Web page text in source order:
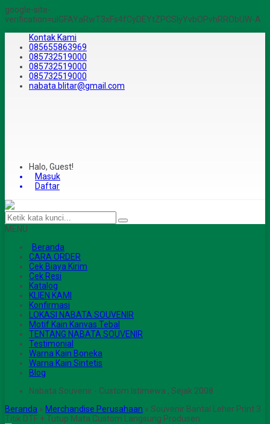
google-site-
verification=ulGFAYaRwT3xFs4fCyDEYtZPCSlyYvbOPvhRRObUW-A
Kontak Kami
085655863969
085732519000
085732519000
085732519000
nabata.blitar@gmail.com
Halo, Guest!
Masuk
Daftar
MENU
Beranda
CARA ORDER
Cek Biaya Kirim
Cek Resi
Katalog
KLIEN KAMI
Konfirmasi
LOKASI NABATA SOUVENIR
Motif Kain Kanvas Tebal
TENTANG NABATA SOUVENIR
Testimonial
Warna Kain Boneka
Warna Kain Sintetis
Blog
Nabata Souvenir - Custom Istimewa , Sejak 2008 .
Beranda » Merchandise Perusahaan » Souvenir Bantal Leher Print 3
Titik DTF + Tutup Mata Custom Langsung Produsen